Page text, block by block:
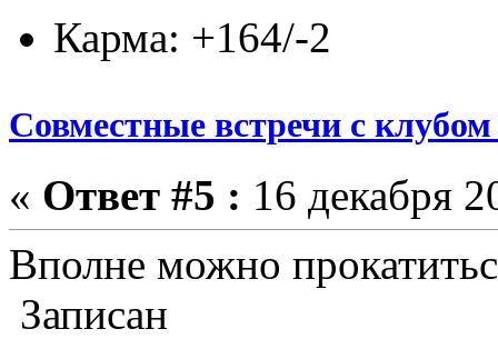
Карма: +164/-2
Совместные встречи с
« Ответ #5 : 16 декабря
Вполне можно
Записан